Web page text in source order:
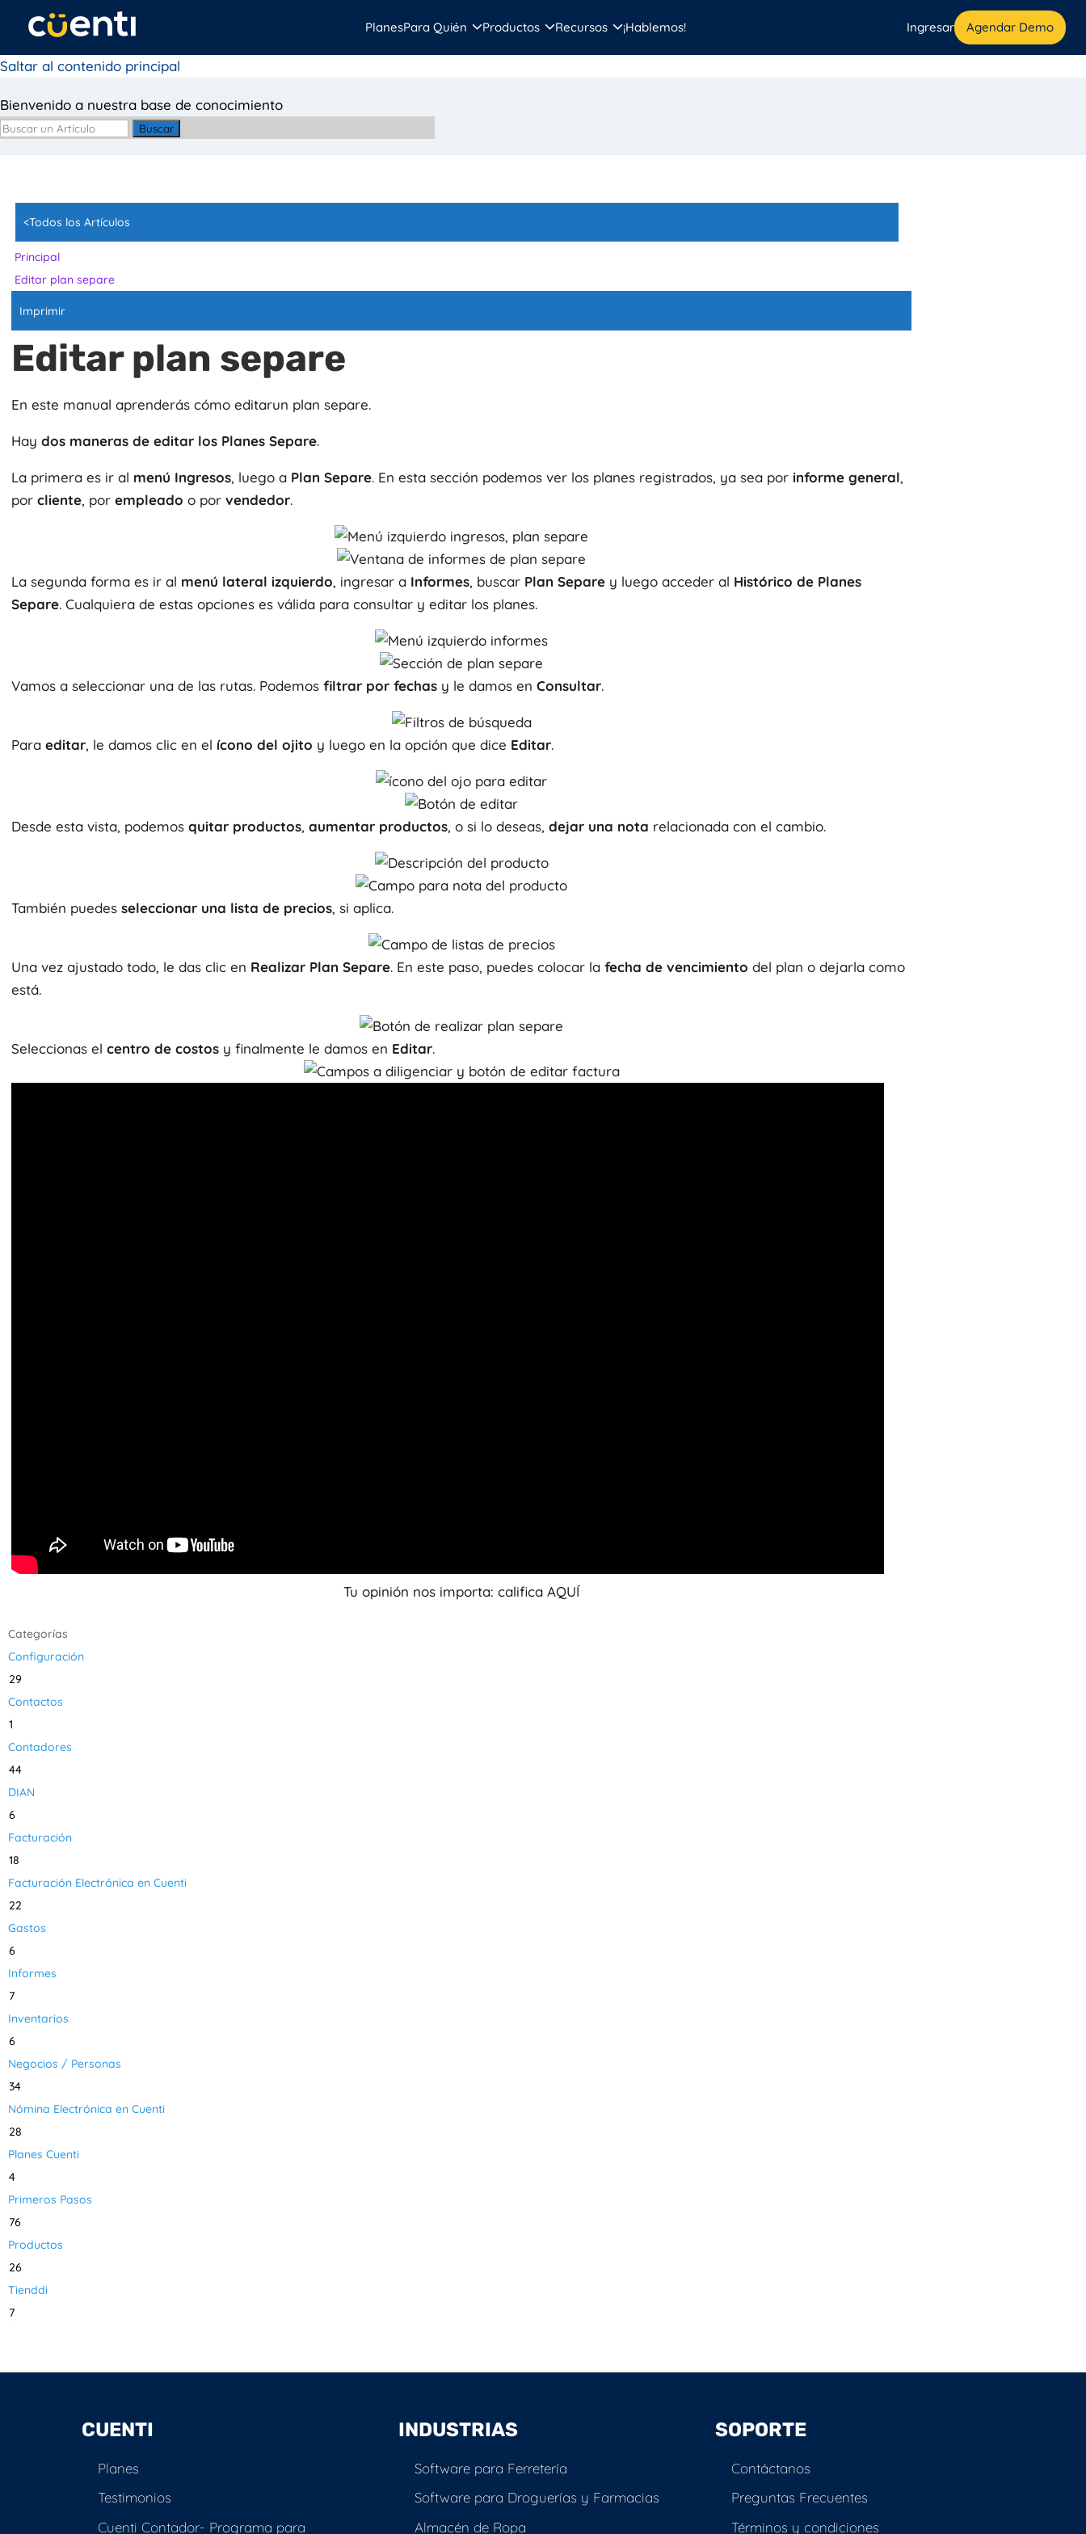
PlanesPara Quién Productos Recursos ¡Hablemos! Ingresar Agendar Demo
Saltar al contenido principal
Bienvenido a nuestra base de conocimiento
Buscar
<Todos los Artículos
Principal
Editar plan separe
Imprimir
Editar plan separe
En este manual aprenderás cómo editarun plan separe.
Hay dos maneras de editar los Planes Separe.
La primera es ir al menú Ingresos, luego a Plan Separe. En esta sección podemos ver los planes registrados, ya sea por informe general,
por cliente, por empleado o por vendedor.
La segunda forma es ir al menú lateral izquierdo, ingresar a Informes, buscar Plan Separe y luego acceder al Histórico de Planes
Separe. Cualquiera de estas opciones es válida para consultar y editar los planes.
Vamos a seleccionar una de las rutas. Podemos filtrar por fechas y le damos en Consultar.
Para editar, le damos clic en el ícono del ojito y luego en la opción que dice Editar.
Desde esta vista, podemos quitar productos, aumentar productos, o si lo deseas, dejar una nota relacionada con el cambio.
También puedes seleccionar una lista de precios, si aplica.
Una vez ajustado todo, le das clic en Realizar Plan Separe. En este paso, puedes colocar la fecha de vencimiento del plan o dejarla como
está.
Seleccionas el centro de costos y finalmente le damos en Editar.
Tu opinión nos importa: califica AQUÍ
Categorías
Configuración
29
Contactos
1
Contadores
44
DIAN
6
Facturación
18
Facturación Electrónica en Cuenti
22
Gastos
6
Informes
7
Inventarios
6
Negocios / Personas
34
Nómina Electrónica en Cuenti
28
Planes Cuenti
4
Primeros Pasos
76
Productos
26
Tienddi
7
CUENTI
Planes
Testimonios
Cuenti Contador- Programa para
INDUSTRIAS
Software para Ferretería
Software para Droguerías y Farmacias
Almacén de Ropa
SOPORTE
Contáctanos
Preguntas Frecuentes
Términos y condiciones